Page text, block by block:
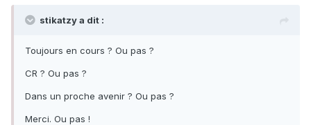
stikatzy a dit :
Toujours en cours ? Ou pas ?
CR ? Ou pas ?
Dans un proche avenir ? Ou pas ?
Merci. Ou pas !